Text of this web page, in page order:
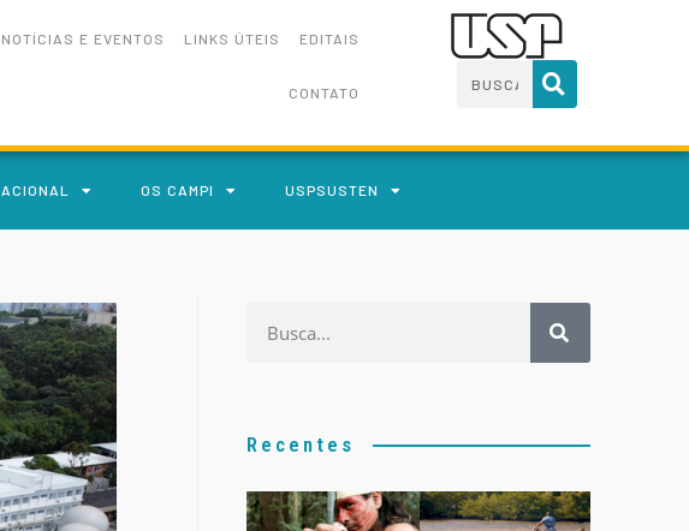
NOTÍCIAS E EVENTOS LINKS ÚTEIS EDITAIS
CONTATO
OS CAMPI USPSUSTEN
Recentes